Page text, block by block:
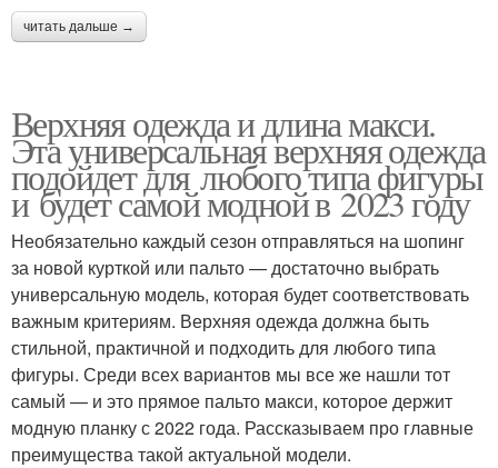
читать дальше →
Верхняя одежда и длина макси.
Эта универсальная верхняя одежда
подойдет для любого типа фигуры
и будет самой модной в 2023 году
Необязательно каждый сезон отправляться на шопинг
за новой курткой или пальто — достаточно выбрать
универсальную модель, которая будет соответствовать
важным критериям. Верхняя одежда должна быть
стильной, практичной и подходить для любого типа
фигуры. Среди всех вариантов мы все же нашли тот
самый — и это прямое пальто макси, которое держит
модную планку с 2022 года. Рассказываем про главные
преимущества такой актуальной модели.